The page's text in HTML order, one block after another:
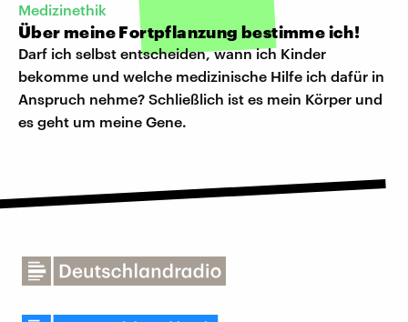
Medizinethik
Über meine Fortpflanzung bestimme ich!
Darf ich selbst entscheiden, wann ich Kinder
bekomme und welche medizinische Hilfe ich dafür in
Anspruch nehme? Schließlich ist es mein Körper und
es geht um meine Gene.